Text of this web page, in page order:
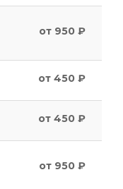
от 950 ₽
от 450 ₽
от 450 ₽
от 950 ₽